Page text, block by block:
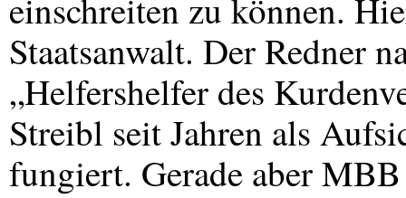
einschreiten zu können.
Staatsanwalt. Der Redner
„Helfershelfer des
Streibl seit Jahren als
fungiert. Gerade aberMBB